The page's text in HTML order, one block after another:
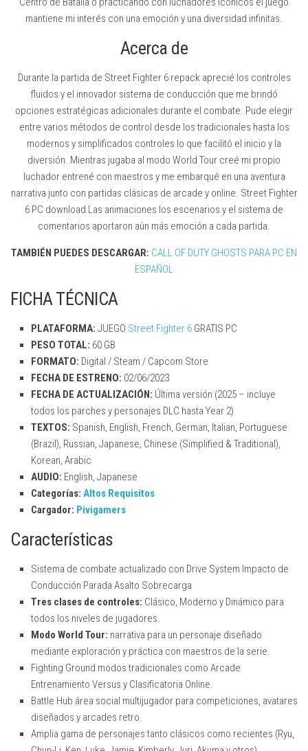
mantiene mi interés con una emoción y una diversidad infinitas.
Acerca de
Durante la partida de Street Fighter 6 repack aprecié los controles
fluidos y el innovador sistema de conducción que me brindó
opciones estratégicas adicionales durante el combate. Pude elegir
entre varios métodos de control desde los tradicionales hasta los
modernos y simplificados controles lo que facilitó el inicio y la
diversión. Mientras jugaba al modo World Tour creé mi propio
luchador entrené con maestros y me embarqué en una aventura
narrativa junto con partidas clásicas de arcade y online. Street Fighter
6 PC download Las animaciones los escenarios y el sistema de
comentarios aportaron aún más emoción a cada partida.
TAMBIÉN PUEDES DESCARGAR: CALL OF DUTY GHOSTS PARA PC EN
ESPAÑOL
FICHA TÉCNICA
PLATAFORMA: JUEGO Street Fighter 6 GRATIS PC
PESO TOTAL: 60 GB
FORMATO: Digital / Steam / Capcom Store
FECHA DE ESTRENO: 02/06/2023
FECHA DE ACTUALIZACIÓN: Última versión (2025 – incluye
todos los parches y personajes DLC hasta Year 2)
TEXTOS: Spanish, English, French, German, Italian, Portuguese
(Brazil), Russian, Japanese, Chinese (Simplified & Traditional),
Korean, Arabic
AUDIO: English, Japanese
Categorías: Altos Requisitos
Cargador: Pivigamers
Características
Sistema de combate actualizado con Drive System Impacto de
Conducción Parada Asalto Sobrecarga
Tres clases de controles: Clásico, Moderno y Dinámico para
todos los niveles de jugadores.
Modo World Tour: narrativa para un personaje diseñado
mediante exploración y práctica con maestros de la serie.
Fighting Ground modos tradicionales como Arcade
Entrenamiento Versus y Clasificatoria Online.
Battle Hub área social multijugador para competiciones, avatares
diseñados y arcades retro.
Amplia gama de personajes tanto clásicos como recientes (Ryu,